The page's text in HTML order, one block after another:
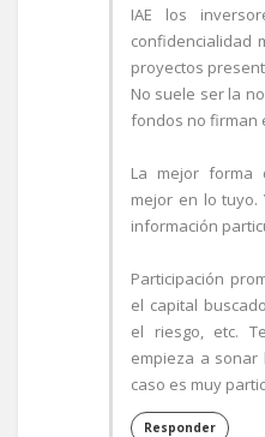
IAE los
confidencialidad
proyectos
No suele ser la
fondos no firman
La mejor forma
mejor en lo tuyo.
información
Participación
el capital
el riesgo, etc.
empieza a sonar
caso es muy
Responder